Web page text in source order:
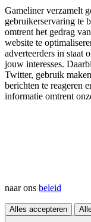
Gameliner verzamelt
gebruikerservaring te
omtrent het gedrag
website te
adverteerders in staat
jouw interesses.
Twitter, gebruik
berichten te reageren
informatie omtrent
naar ons beleid
Alles accepteren